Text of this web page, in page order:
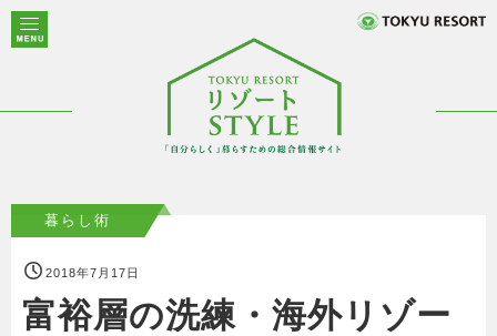
2018年7月17日
富裕層の洗練・海外リゾー
暮らし術